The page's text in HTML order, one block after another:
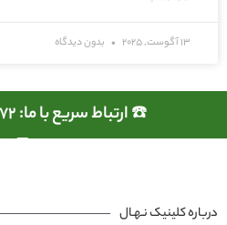
13 آگوست, 2025 بدون دیدگاه
☎️ ارتباط سریع با ما: 2072 - 346 - 0911
درباره کلینیک نـهـال